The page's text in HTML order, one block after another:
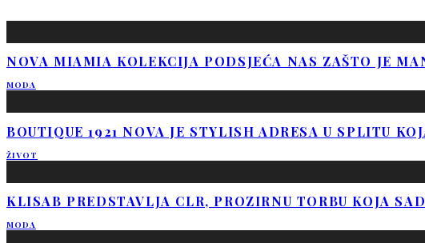
NOVA MIAMIA KOLEKCIJA PODSJEĆA NAS ZAŠTO JE
MODA
BOUTIQUE 1921 NOVA JE STYLISH ADRESA U SPLITU
ŽIVOT
KLISAB PREDSTAVLJA CLR, PROZIRNU TORBU KOJA
MODA